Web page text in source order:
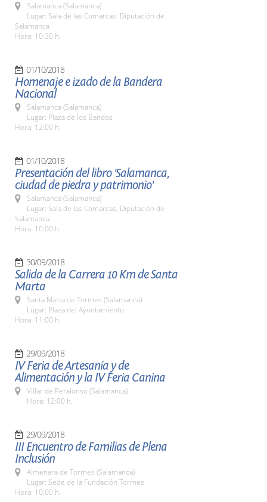
Salamanca (Salamanca)
Lugar: Sala de las Comarcas. Diputación de
Salamanca
Hora: 10:30 h.
01/10/2018
Homenaje e izado de la Bandera
Nacional
Salamanca (Salamanca)
Lugar: Plaza de los Bandos
Hora: 12:00 h.
01/10/2018
Presentación del libro 'Salamanca,
ciudad de piedra y patrimonio'
Salamanca (Salamanca)
Lugar: Sala de las Comarcas. Diputación de
Salamanca
Hora: 10:00 h.
30/09/2018
Salida de la Carrera 10 Km de Santa
Marta
Santa Marta de Tormes (Salamanca)
Lugar: Plaza del Ayuntamiento
Hora: 11:00 h.
29/09/2018
IV Feria de Artesanía y de
Alimentación y la IV Feria Canina
Villar de Peralonso (Salamanca)
Hora: 12:00 h.
29/09/2018
III Encuentro de Familias de Plena
Inclusión
Almenara de Tormes (Salamanca)
Lugar: Sede de la Fundación Tormes
Hora: 10:00 h.